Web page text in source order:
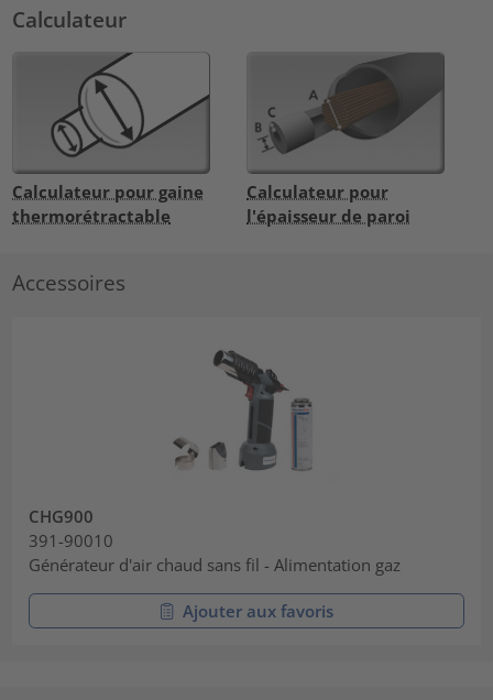
Calculateur
Calculateur pour gaine
thermorétractable
Calculateur pour
l'épaisseur de paroi
Accessoires
CHG900
391-90010
Générateur d'air chaud sans fil - Alimentation gaz
Ajouter aux favoris